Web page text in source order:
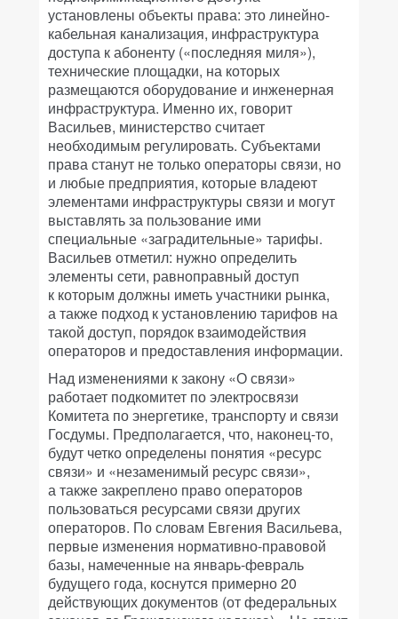
установлены объекты права: это линейно-
кабельная канализация, инфраструктура
доступа к абоненту («последняя миля»),
технические площадки, на которых
размещаются оборудование и инженерная
инфраструктура. Именно их, говорит
Васильев, министерство считает
необходимым регулировать. Субъектами
права станут не только операторы связи, но
и любые предприятия, которые владеют
элементами инфраструктуры связи и могут
выставлять за пользование ими
специальные «заградительные» тарифы.
Васильев отметил: нужно определить
элементы сети, равноправный доступ
к которым должны иметь участники рынка,
а также подход к установлению тарифов на
такой доступ, порядок взаимодействия
операторов и предоставления информации.
Над изменениями к закону «О связи»
работает подкомитет по электросвязи
Комитета по энергетике, транспорту и связи
Госдумы. Предполагается, что, наконец-то,
будут четко определены понятия «ресурс
связи» и «незаменимый ресурс связи»,
а также закреплено право операторов
пользоваться ресурсами связи других
операторов. По словам Евгения Васильева,
первые изменения нормативно-правовой
базы, намеченные на январь-февраль
будущего года, коснутся примерно 20
действующих документов (от федеральных